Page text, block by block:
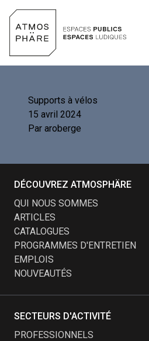
Supports à vélos
15 avril 2024
Par aroberge
DÉCOUVREZ ATMOSPHÄRE
QUI NOUS SOMMES
ARTICLES
CATALOGUES
PROGRAMMES D'ENTRETIEN
EMPLOIS
NOUVEAUTÉS
SECTEURS D'ACTIVITÉ
PROFESSIONNELS